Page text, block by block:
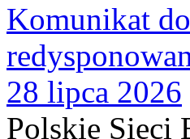
Komunikat
28 lipca 2026
Polskie Sieci